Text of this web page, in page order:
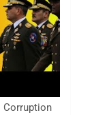
Corruption